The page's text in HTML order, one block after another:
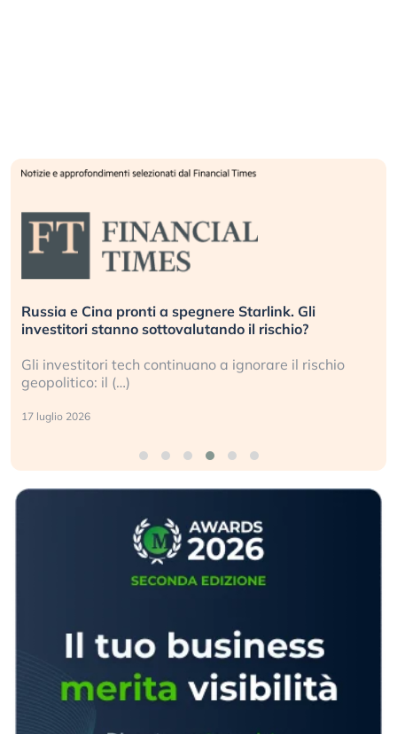
Russia e Cina pronti a spegnere Starlink. Gli
investitori stanno sottovalutando il rischio?
Gli investitori tech continuano a ignorare il rischio
geopolitico: il (…)
17 luglio 2026